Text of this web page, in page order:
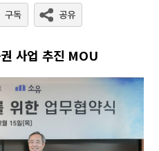
사업 추진 MOU